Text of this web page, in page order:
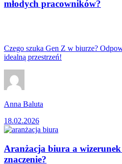
młodych pracowników?
Czego szuka Gen Z w biurze?
idealną przestrzeń!
Anna Baluta
18.02.2026
Aranżacja biura a
znaczenie?